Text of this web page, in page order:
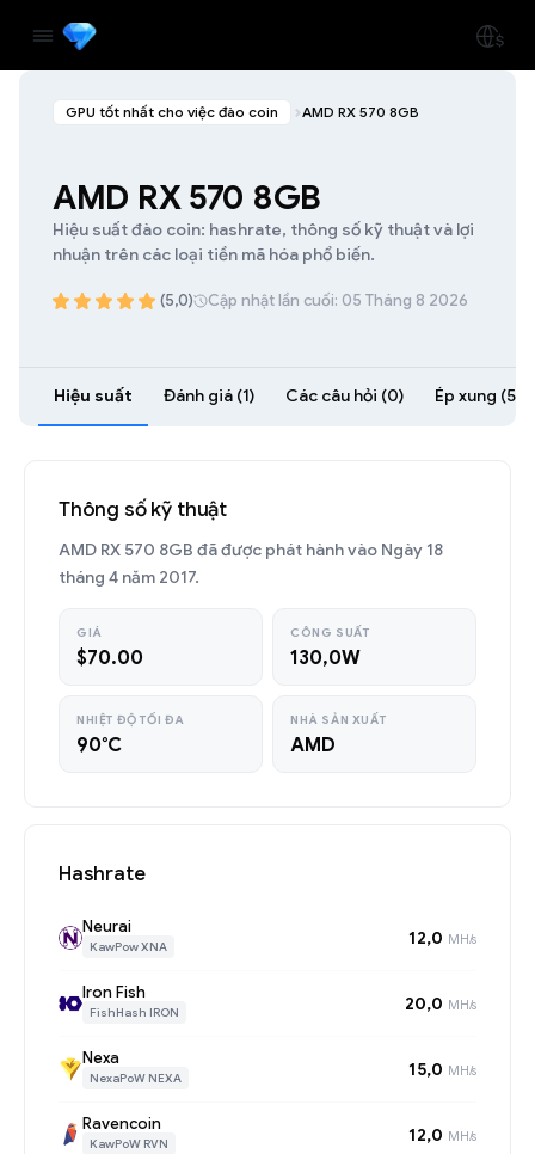
GPU tốt nhất cho việc đào coin AMD RX 570 8GB
AMD RX 570 8GB
Hiệu suất đào coin: hashrate, thông số kỹ thuật và lợi
nhuận trên các loại tiền mã hóa phổ biến.
(5,0) Cập nhật lần cuối: 05 Tháng 8 2026
Hiệu suất Đánh giá (1) Các câu hỏi (0) Ép xung (54)
Thông số kỹ thuật
AMD RX 570 8GB đã được phát hành vào Ngày 18
tháng 4 năm 2017.
GIÁ
$70.00
CÔNG SUẤT
130,0W
NHIỆT ĐỘ TỐI ĐA
90°C
NHÀ SẢN XUẤT
AMD
Hashrate
Neurai
KawPow XNA 12,0 MH/s
Iron Fish
FishHash IRON 20,0 MH/s
Nexa
NexaPoW NEXA 15,0 MH/s
Ravencoin
KawPoW RVN 12,0 MH/s